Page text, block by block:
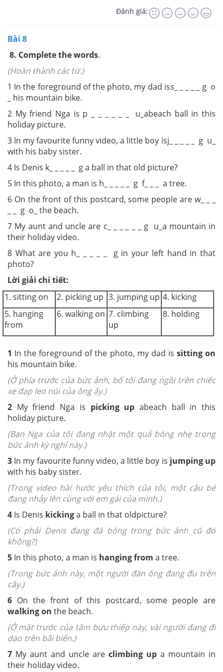
Đánh giá:
Bài 8
8. Complete the words.
(Hoàn thành các từ.)
1 In the foreground of the photo, my dad iss_ _ _ _ _ g o
_ his mountain bike.
2 My friend Nga is p _ _ _ _ _ _ u_abeach ball in this
holiday picture.
3 In my favourite funny video, a little boy isj_ _ _ _ _ g u_
with his baby sister.
4 Is Denis k_ _ _ _ _ g a ball in that old picture?
5 In this photo, a man is h_ _ _ _ _ g f_ _ _
a tree.
6 On the front of this postcard, some people are w_ _ _
_ _ g o_ the beach.
7 My aunt and uncle are c_ _ _ _ _ _ g u_ a mountain in
their holiday video.
8 What are you h_ _ _ _ _ g in your left hand in that
photo?
Lời giải chi tiết:
1. sitting on
2. picking up 3. jumping up 4. kicking
5. hanging
from
6. walking on 7. climbing
up
8. holding
1 In the foreground of the photo, my dad is sitting on
his mountain bike.
(Ở phía trước của bức ảnh, bố tôi đang ngồi trên chiếc
xe đạp leo núi của ông ấy.)
2 My friend Nga is picking up abeach ball in this
holiday picture.
(Bạn Nga của tôi đang nhặt một quả bóng nhẹ trong
bức ảnh kỳ nghỉ này.)
3 In my favourite funny video, a little boy is jumping up
with his baby sister.
(Trong video hài hước yêu thích của tôi, một cậu bé
đang nhảy lên cùng với em gái của mình.)
4 Is Denis kickinga ball in that oldpicture?
(Có phải Denis đang đá bóng trong bức ảnh cũ đó
không?)
5 In this photo, a man is hanging from a tree.
(Trong bức ảnh này, một người đàn ông đang đu trên
cây.)
6 On the front of this postcard, some people are
walking on the beach.
(Ở mặt trước của tấm bưu thiếp này, vài người đang đi
dạo trên bãi biển.)
7 My aunt and uncle are climbing up a mountain in
their holiday video.